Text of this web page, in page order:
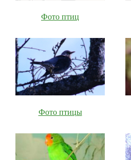
Фото птиц
Фото птицы